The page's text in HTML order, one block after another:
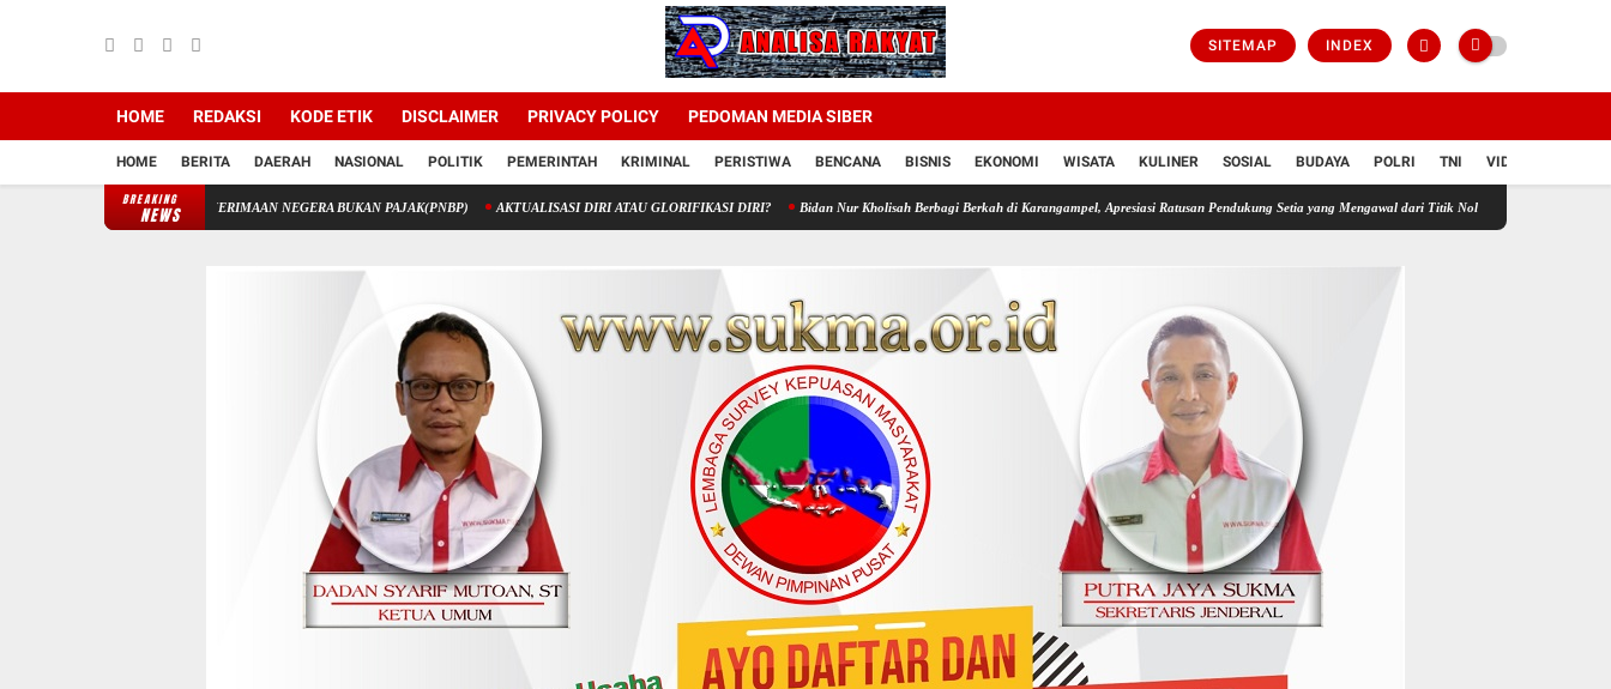
SITEMAP INDEX
HOME REDAKSI KODE ETIK DISCLAIMER PRIVACY POLICY PEDOMAN MEDIA SIBER
HOME BERITA DAERAH NASIONAL POLITIK PEMERINTAH KRIMINAL PERISTIWA BENCANA BISNIS EKONOMI WISATA KULINER SOSIAL BUDAYA POLRI TNI VIDIO
BREAKING
NEWS
STIK MELALUI PENERIMAAN NEGERA BUKAN PAJAK(PNBP) AKTUALISASI DIRI ATAU GLORIFIKASI DIRI? Bidan Nur Kholisah Berbagi Berkah di Karangampel, Apresiasi Ratusan Pendukung Setia yang Mengawal dari Titik Nol Prof DR Sutan Nasomal